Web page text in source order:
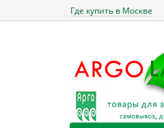
Где купить в Москве